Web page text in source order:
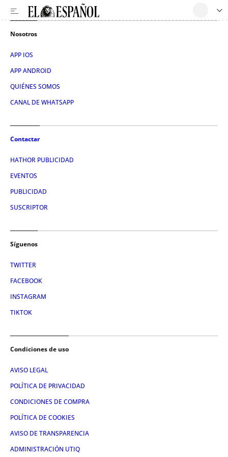
Nosotros
APP IOS
APP ANDROID
QUIÉNES SOMOS
CANAL DE WHATSAPP
Contactar
HATHOR PUBLICIDAD
EVENTOS
PUBLICIDAD
SUSCRIPTOR
Síguenos
TWITTER
FACEBOOK
INSTAGRAM
TIKTOK
Condiciones de uso
AVISO LEGAL
POLÍTICA DE PRIVACIDAD
CONDICIONES DE COMPRA
POLÍTICA DE COOKIES
AVISO DE TRANSPARENCIA
ADMINISTRACIÓN UTIQ